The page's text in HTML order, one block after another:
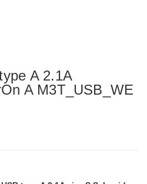
A 2.1A
A M3T_USB_WE